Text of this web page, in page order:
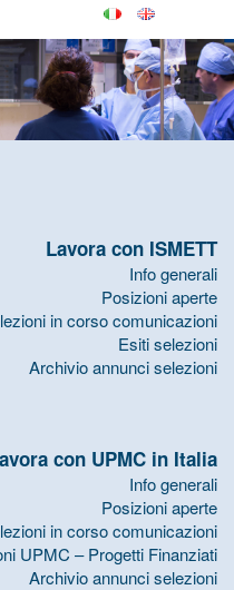
Lavora con ISMETT
Info generali
Posizioni aperte
in corso comunicazioni
Esiti selezioni
Archivio annunci selezioni
con UPMC in Italia
Info generali
Posizioni aperte
in corso comunicazioni
UPMC – Progetti Finanziati
Archivio annunci selezioni